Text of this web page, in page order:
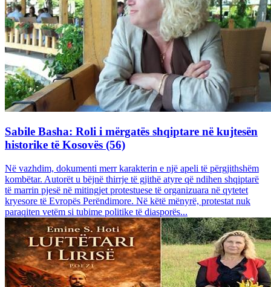
Sabile Basha: Roli i mërgatës shqiptare në kujtesën
historike të Kosovës (56)
Në vazhdim, dokumenti merr karakterin e një apeli të përgjithshëm
kombëtar. Autorët u bëjnë thirrje të gjithë atyre që ndihen shqiptarë
të marrin pjesë në mitingjet protestuese të organizuara në qytetet
kryesore të Evropës Perëndimore. Në këtë mënyrë, protestat nuk
paraqiten vetëm si tubime politike të diasporës...